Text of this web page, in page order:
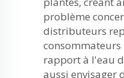
problème
distributeurs
consommateurs
rapport à l'eau
aussi envisager